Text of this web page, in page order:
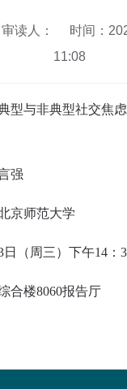
审读人：
时间：
11:08
型与非典型社交焦
强
京师范大学
日（周三）下午14：
合楼8060报告厅